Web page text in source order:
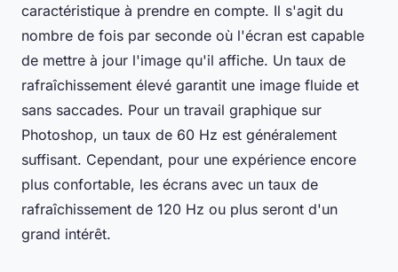
caractéristique à prendre en compte. Il s'agit du
nombre de fois par seconde où l'écran est capable
de mettre à jour l'image qu'il affiche. Un taux de
rafraîchissement élevé garantit une image fluide et
sans saccades. Pour un travail graphique sur
Photoshop, un taux de 60 Hz est généralement
suffisant. Cependant, pour une expérience encore
plus confortable, les écrans avec un taux de
rafraîchissement de 120 Hz ou plus seront d'un
grand intérêt.